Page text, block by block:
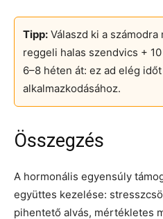
Tipp: Válaszd ki a
reggeli halas szendvics +
6–8 héten át: ez ad elég
alkalmazkodásához.
Összegzés
A hormonális egyensúly
együttes kezelése:
pihentető alvás, mértékletes